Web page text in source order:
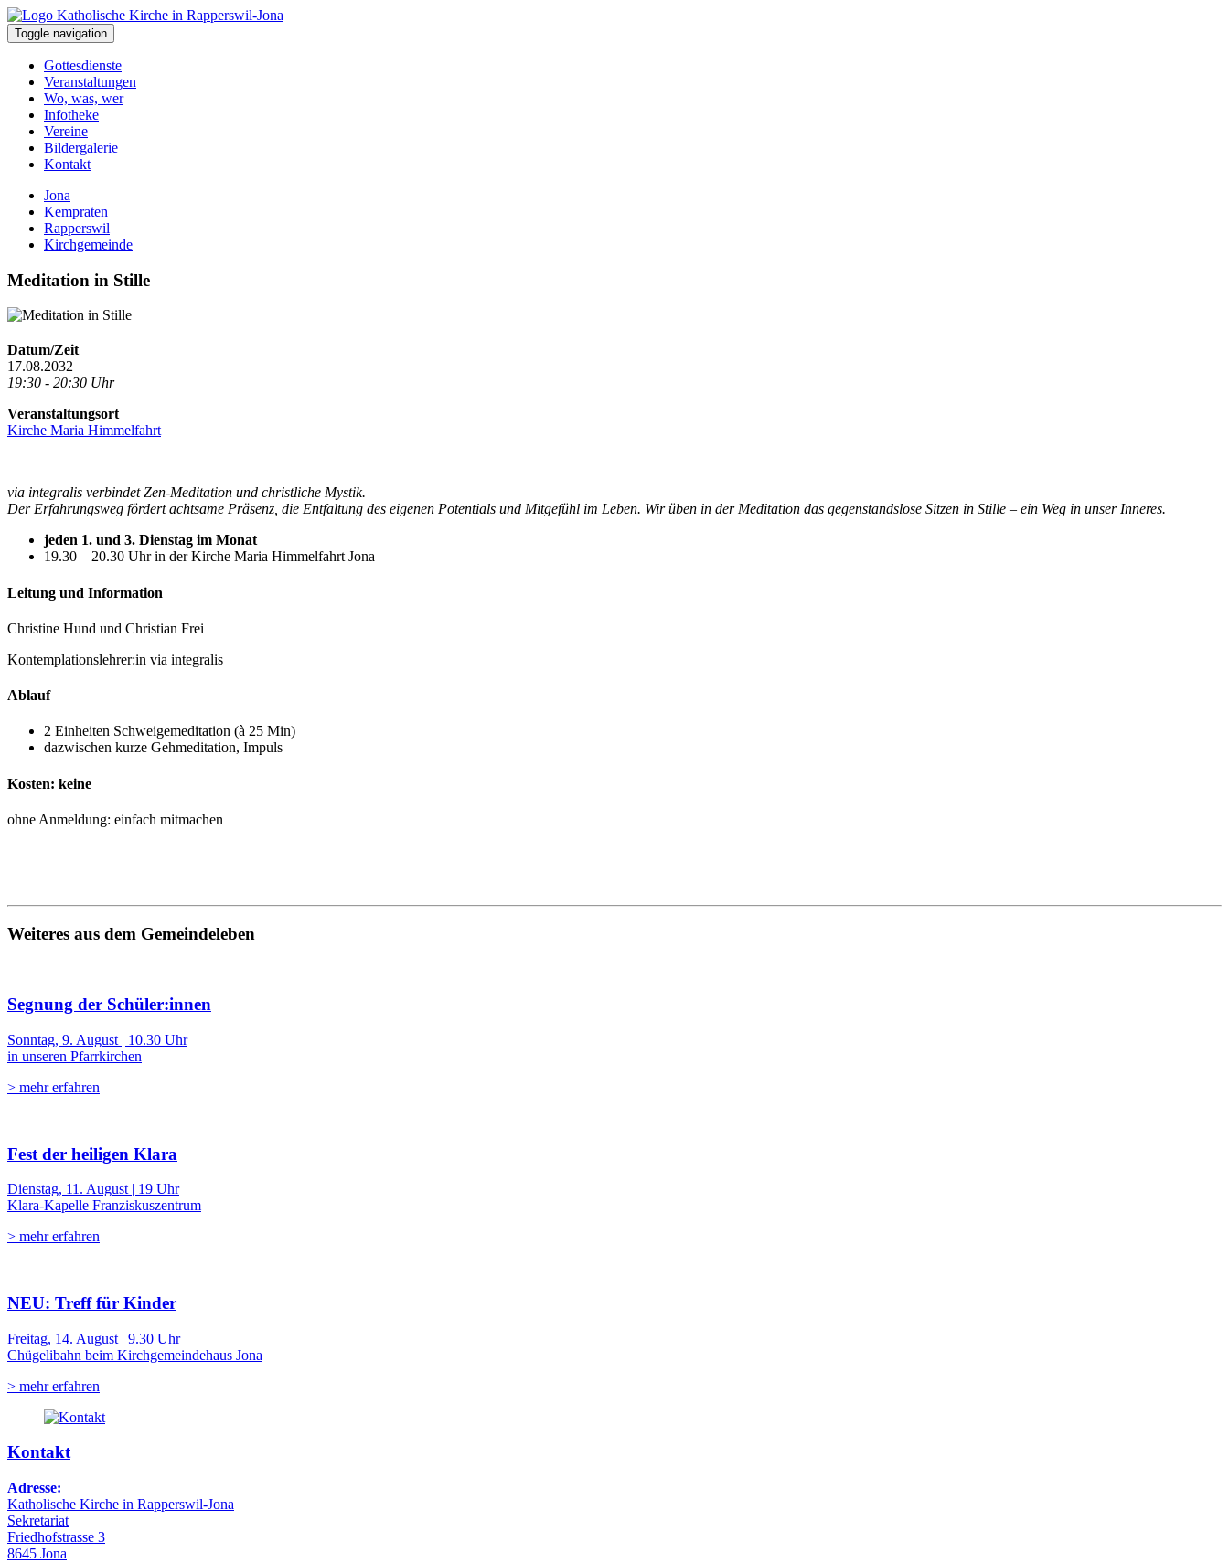
Toggle navigation
Gottesdienste
Veranstaltungen
Wo, was, wer
Infotheke
Vereine
Bildergalerie
Kontakt
Jona
Kempraten
Rapperswil
Kirchgemeinde
Meditation in Stille
Datum/Zeit
17.08.2032
19:30 - 20:30 Uhr
Veranstaltungsort
Kirche Maria Himmelfahrt
via integralis verbindet Zen-Meditation und christliche Mystik.
Der Erfahrungsweg fördert achtsame Präsenz, die Entfaltung des eigenen Potentials und Mitgefühl im Leben. Wir üben in der Meditation das gegenstandslose Sitzen in Stille – ein Weg in unser Inneres.
jeden 1. und 3. Dienstag im Monat
19.30 – 20.30 Uhr in der Kirche Maria Himmelfahrt Jona
Leitung und Information
Christine Hund und Christian Frei
Kontemplationslehrer:in via integralis
Ablauf
2 Einheiten Schweigemeditation (à 25 Min)
dazwischen kurze Gehmeditation, Impuls
Kosten: keine
ohne Anmeldung: einfach mitmachen
Weiteres aus dem Gemeindeleben
Segnung der Schüler:innen
Sonntag, 9. August | 10.30 Uhr
in unseren Pfarrkirchen
> mehr erfahren
Fest der heiligen Klara
Dienstag, 11. August | 19 Uhr
Klara-Kapelle Franziskuszentrum
> mehr erfahren
NEU: Treff für Kinder
Freitag, 14. August | 9.30 Uhr
Chügelibahn beim Kirchgemeindehaus Jona
> mehr erfahren
Kontakt
Adresse:
Katholische Kirche in Rapperswil-Jona
Sekretariat
Friedhofstrasse 3
8645 Jona